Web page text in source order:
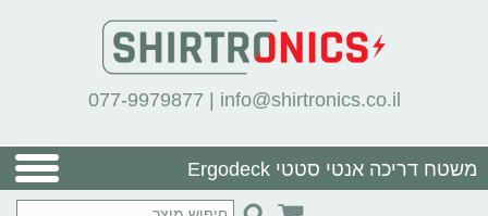
077-9979877 | info@shirtronics.co.il
משטח דריכה אנטי סטטי Ergodeck